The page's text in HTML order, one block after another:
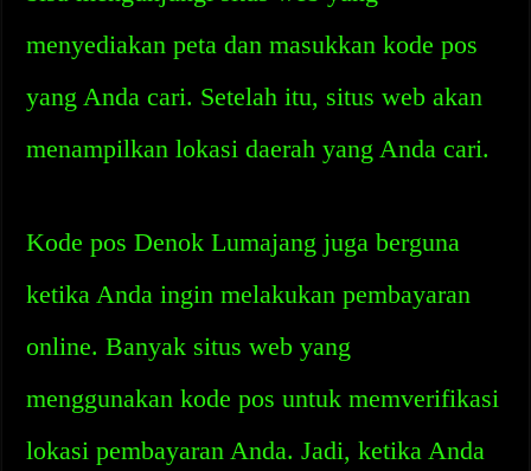
menyediakan peta dan masukkan kode pos
yang Anda cari. Setelah itu, situs web akan
menampilkan lokasi daerah yang Anda cari.
Kode pos Denok Lumajang juga berguna
ketika Anda ingin melakukan pembayaran
online. Banyak situs web yang
menggunakan kode pos untuk memverifikasi
lokasi pembayaran Anda. Jadi, ketika Anda